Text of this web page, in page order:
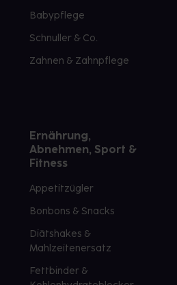
Babypflege
Schnuller & Co.
Zahnen & Zahnpflege
Ernährung,
Abnehmen, Sport &
Fitness
Appetitzügler
Bonbons & Snacks
Diätshakes &
Mahlzeitenersatz
Fettbinder &